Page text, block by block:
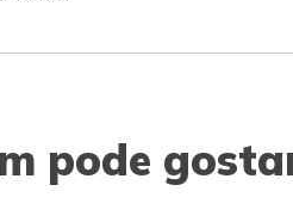
pode